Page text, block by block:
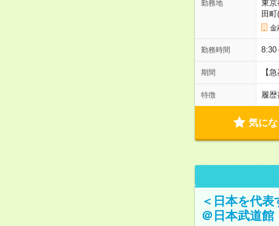
勤務地
東京
田
金
勤務時間 8:30
期間 【
特徴 履
気にな
＜日本を代
＠日本武道館